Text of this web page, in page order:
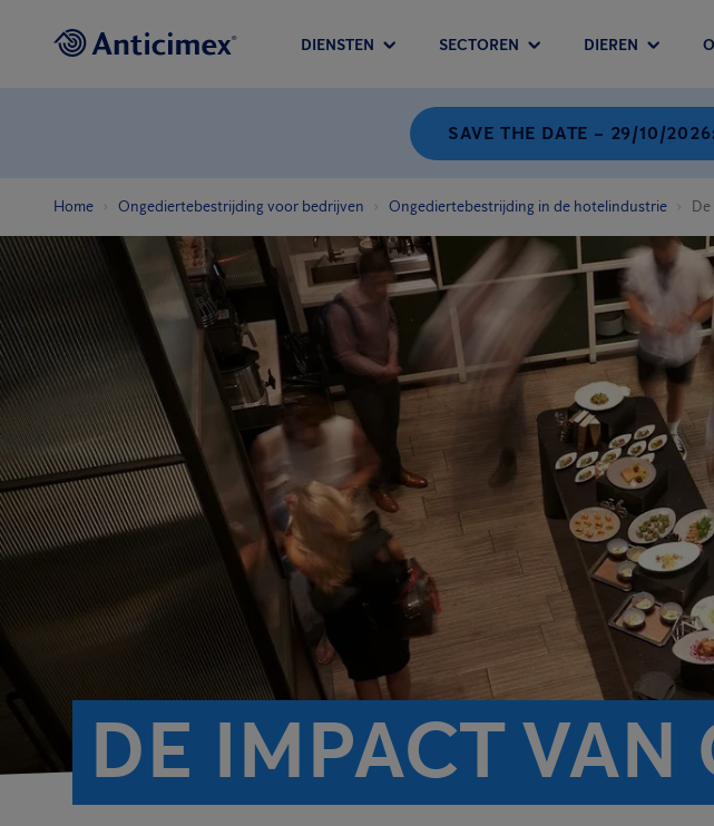
DIENSTEN SECTOREN DIEREN
SAVE THE DATE – 29/10/
Home Ongediertebestrijding voor bedrijven Ongediertebestrijding in de hotelindustrie
DE IMPACT VAN